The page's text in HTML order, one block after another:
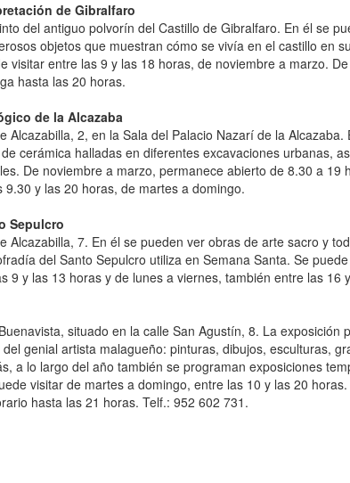
de Gibralfaro
del antiguo polvorín del Castillo de Gibralfaro. En él se
objetos que muestran cómo se vivía en el castillo en
visitar entre las 9 y las 18 horas, de noviembre a marzo.
hasta las 20 horas.
de la Alcazaba
Alcazabilla, 2, en la Sala del Palacio Nazarí de la Alcazaba.
cerámica halladas en diferentes excavaciones urbanas,
De noviembre a marzo, permanece abierto de 8.30 a 19
9.30 y las 20 horas, de martes a domingo.
Sepulcro
Alcazabilla, 7. En él se pueden ver obras de arte sacro y
del Santo Sepulcro utiliza en Semana Santa. Se
9 y las 13 horas y de lunes a viernes, también entre las 16
situado en la calle San Agustín, 8. La exposición
genial artista malagueño: pinturas, dibujos, esculturas,
a lo largo del año también se programan exposiciones
visitar de martes a domingo, entre las 10 y las 20
hasta las 21 horas. Telf.: 952 602 731.